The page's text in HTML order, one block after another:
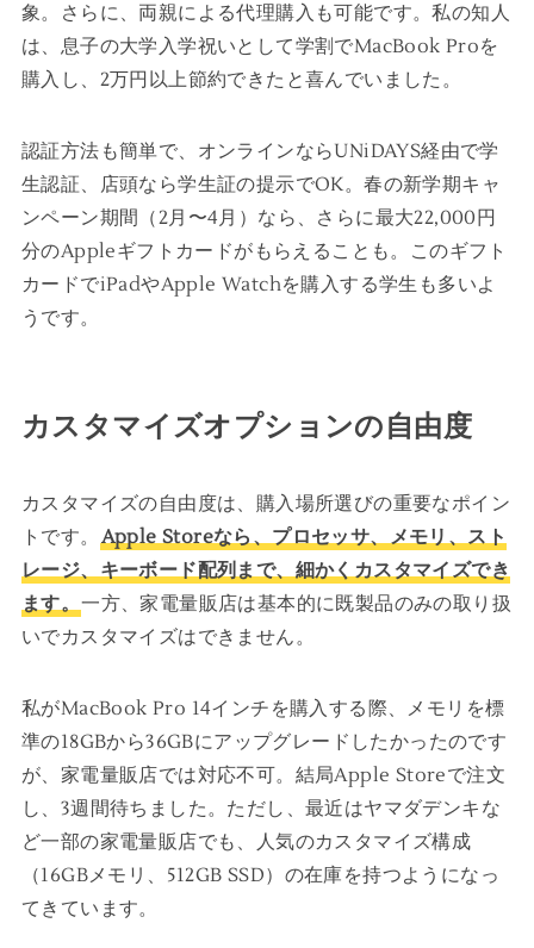
象。さらに、両親による代理購入も可能です。私の知人
は、息子の大学入学祝いとして学割でMacBook Proを
購入し、2万円以上節約できたと喜んでいました。
認証方法も簡単で、オンラインならUNiDAYS経由で学
生認証、店頭なら学生証の提示でOK。春の新学期キャ
ンペーン期間（2月〜4月）なら、さらに最大22,000円
分のAppleギフトカードがもらえることも。このギフト
カードでiPadやApple Watchを購入する学生も多いよ
うです。
カスタマイズオプションの自由度
カスタマイズの自由度は、購入場所選びの重要なポイン
トです。 Apple Storeなら、プロセッサ、メモリ、スト
レージ、キーボード配列まで、細かくカスタマイズでき
ます。一方、家電量販店は基本的に既製品のみの取り扱
いでカスタマイズはできません。
私がMacBook Pro 14インチを購入する際、メモリを標
準の18GBから36GBにアップグレードしたかったのです
が、家電量販店では対応不可。結局Apple Storeで注文
し、3週間待ちました。ただし、最近はヤマダデンキな
ど一部の家電量販店でも、人気のカスタマイズ構成
（16GBメモリ、512GB SSD）の在庫を持つようになっ
てきています。